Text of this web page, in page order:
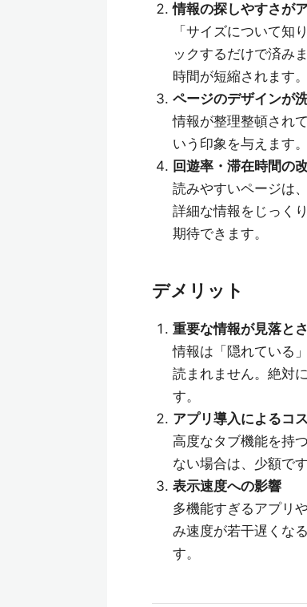
情報の探しやすさが
「サイズについて知
ックするだけで済み
時間が短縮されます。
ページのデザインが
情報が整理整頓され
いう印象を与えます
回遊率・滞在時間の
読みやすいページは
詳細な情報をじっく
期待できます。
デメリット
重要な情報が見落と
情報は「隠れている
読まれません。絶対
す。
アプリ導入によるコ
高度なタブ機能を持
ない場合は、少額で
表示速度への影響
多機能すぎるアプリ
み速度が若干遅くな
す。